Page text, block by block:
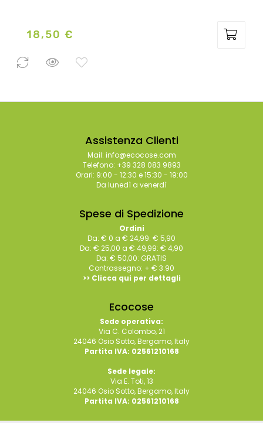
Prezzo
18,50 €
39 Pezzi
Assistenza Clienti
Mail: info@ecocose.com
Telefono: +39 328 083 9893
Orari: 9:00 - 12:30 e 15:30 - 19:00
Da lunedì a venerdì
Spese di Spedizione
Ordini
Da: € 0 a € 24,99: € 5,90
Da: € 25,00 a € 49,99: € 4,90
Da: € 50,00: GRATIS
Contrassegno: + € 3.90
>> Clicca qui per dettagli
Ecocose
Sede operativa:
Via C. Colombo, 21
24046 Osio Sotto, Bergamo, Italy
Partita IVA: 02561210168
Sede legale:
Via E. Toti, 13
24046 Osio Sotto, Bergamo, Italy
Partita IVA: 02561210168